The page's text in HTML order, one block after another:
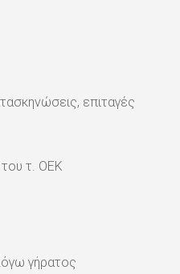
επιταγές
τ. ΟΕΚ
γήρατος